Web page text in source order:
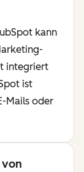
kann
integriert
ist
Mails oder